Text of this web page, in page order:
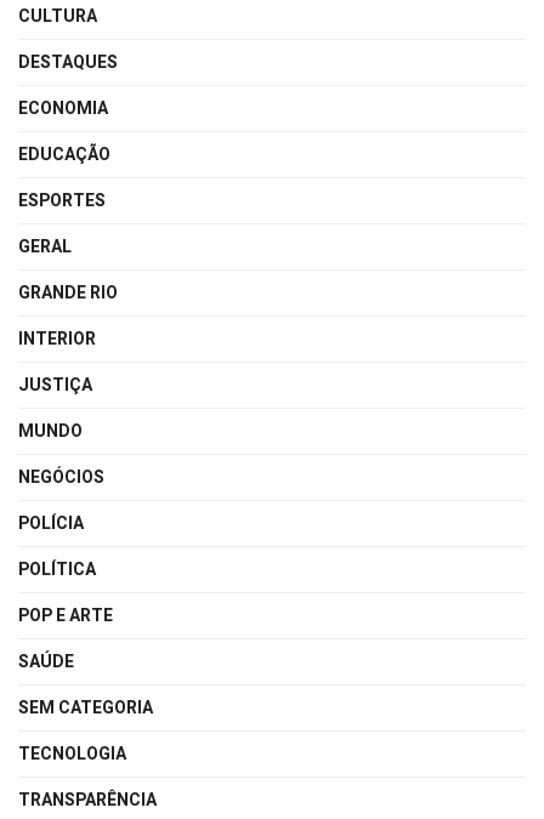
CULTURA
DESTAQUES
ECONOMIA
EDUCAÇÃO
ESPORTES
GERAL
GRANDE RIO
INTERIOR
JUSTIÇA
MUNDO
NEGÓCIOS
POLÍCIA
POLÍTICA
POP E ARTE
SAÚDE
SEM CATEGORIA
TECNOLOGIA
TRANSPARÊNCIA